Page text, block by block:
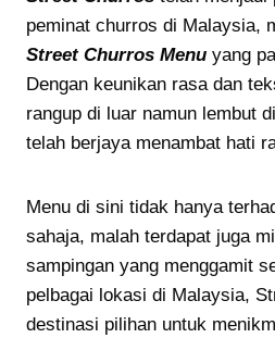
peminat churros di Malaysia,
Street Churros Menu yang
Dengan keunikan rasa dan
rangup di luar namun lembut
telah berjaya menambat hati
Menu di sini tidak hanya
sahaja, malah terdapat juga
sampingan yang menggamit
pelbagai lokasi di Malaysia,
destinasi pilihan untuk